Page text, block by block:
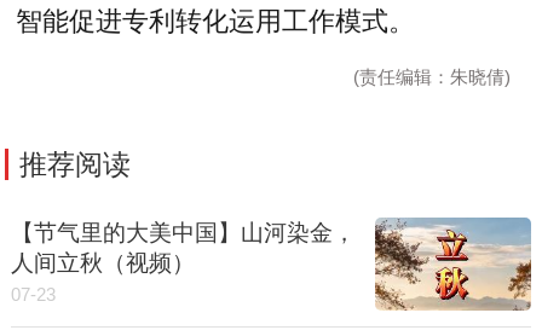
智能促进专利转化运用工作模式。
(责任编辑：朱晓倩)
推荐阅读
【节气里的大美中国】山河染金，
人间立秋（视频）
07-23